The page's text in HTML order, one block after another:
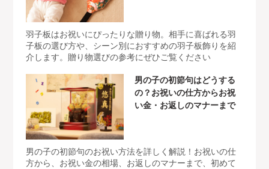
羽子板はお祝いにぴったりな贈り物。相手に喜ばれる羽
子板の選び方や、シーン別におすすめの羽子板飾りを紹
介します。贈り物選びの参考にぜひご覧ください
男の子の初節句はどうする
の？お祝いの仕方からお祝
い金・お返しのマナーまで
男の子の初節句のお祝い方法を詳しく解説！お祝いの仕
方から、お祝い金の相場、お返しのマナーまで、初めて